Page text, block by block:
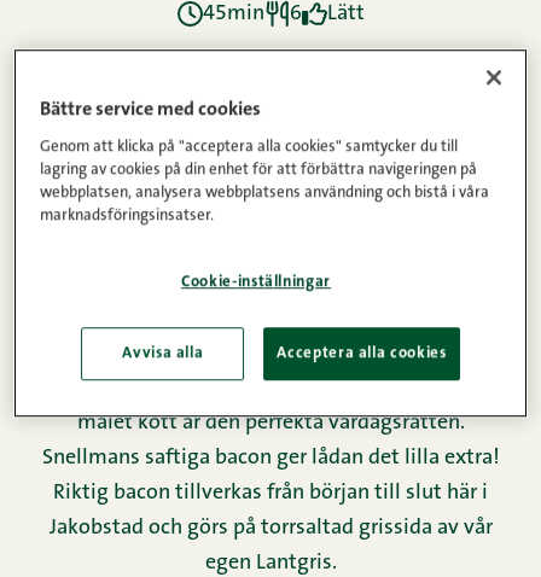
45min 6 Lätt
Ingredienser
Instruktioner
Näringsinnehåll
malet kött är den perfekta vardagsrätten.
Snellmans saftiga bacon ger lådan det lilla extra!
Riktig bacon tillverkas från början till slut här i
Jakobstad och görs på torrsaltad grissida av vår
egen Lantgris.
Bättre service med cookies
Genom att klicka på "acceptera alla cookies" samtycker du till
lagring av cookies på din enhet för att förbättra navigeringen på
webbplatsen, analysera webbplatsens användning och bistå i våra
marknadsföringsinsatser.
Cookie-inställningar
Avvisa alla Acceptera alla cookies